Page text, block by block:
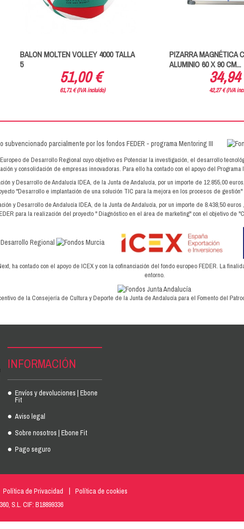
BALON MOLTEN VOLLEY 4000 TALLA
5
51,00 €
61,71 € (IVA incluido)
PIZARRA MAGNÉTICA
ALUMINIO 60 X 90 CM...
42,27 € (IVA
de Desarrollo Regional cuyo objetivo es Potenciar la investigación, el desarrollo
y consolidación de empresas innovadoras. Para ello ha contado con el apoyo del
y Desarrollo de Andalucía IDEA, de la Junta de Andalucía, por un importe de 12.855,00
"Desarrollo e implantación de una solución TIC para la mejora en los procesos de
y Desarrollo de Andalucía IDEA, de la Junta de Andalucía, por un importe de 8.438,50
para la realización del proyecto " Diagnóstico en el área de marketing" con el objetivo de
ha contado con el apoyo de ICEX y con la cofinanciación del fondo europeo FEDER. La
entorno.
de la Consejería de Cultura y Deporte de la Junta de Andalucía para el Fomento del
INFORMACIÓN
Envíos y devoluciones | Ebone
Fit
Aviso legal
Sobre nosotros | Ebone Fit
Pago seguro
Política de Privacidad
Política de cookies
S.L. CIF: B18899336